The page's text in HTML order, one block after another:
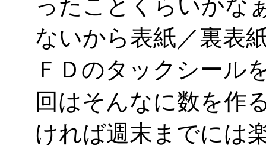
ったことくらいかな
ないから表紙／裏表
ＦＤのタックシール
回はそんなに数を作
ければ週末までには